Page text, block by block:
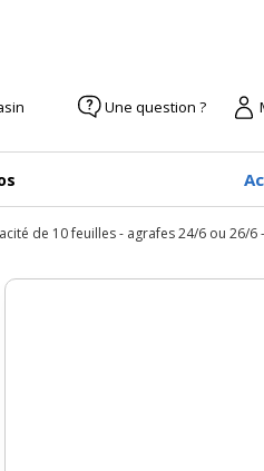
Une question ?
de 10 feuilles - agrafes 24/6 ou 26/